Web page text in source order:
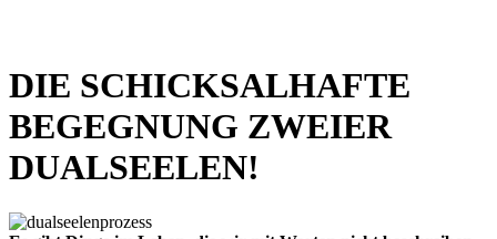
DIE SCHICKSALHAFTE
BEGEGNUNG ZWEIER
DUALSEELEN!